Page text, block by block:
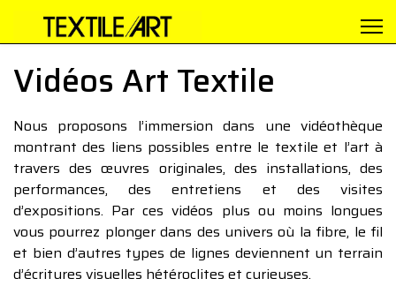
Vidéos Art Textile
Nous proposons l’immersion dans une vidéothèque
montrant des liens possibles entre le textile et l’art à
travers des œuvres originales, des installations, des
performances, des entretiens et des visites
d’expositions. Par ces vidéos plus ou moins longues
vous pourrez plonger dans des univers où la fibre, le fil
et bien d’autres types de lignes deviennent un terrain
d’écritures visuelles hétéroclites et curieuses.